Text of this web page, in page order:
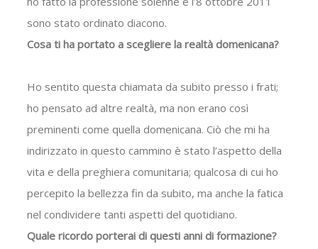
sono stato ordinato diacono.
Cosa ti ha portato a scegliere la realtà domenicana?
Ho sentito questa chiamata da subito presso i frati;
ho pensato ad altre realtà, ma non erano così
preminenti come quella domenicana. Ciò che mi ha
indirizzato in questo cammino è stato l’aspetto della
vita e della preghiera comunitaria; qualcosa di cui ho
percepito la bellezza fin da subito, ma anche la fatica
nel condividere tanti aspetti del quotidiano.
Quale ricordo porterai di questi anni di formazione?